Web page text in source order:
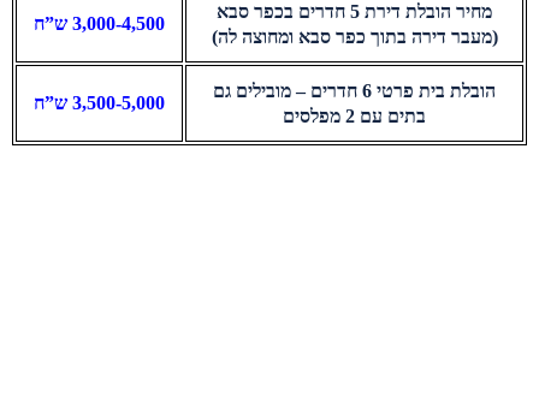
מחיר הובלת דירת 5 חדרים בכפר סבא
(מעבר דירה בתוך כפר סבא ומחוצה לה)
3,000-4,500 ש”ח
הובלת בית פרטי 6 חדרים – מובילים גם
בתים עם 2 מפלסים
3,500-5,000 ש”ח